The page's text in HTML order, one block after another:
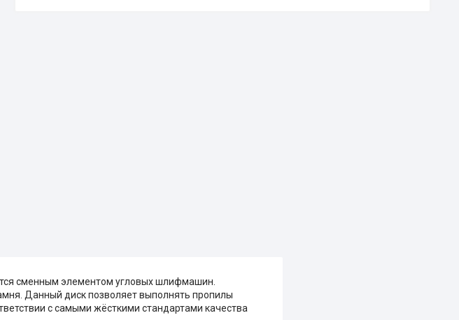
сменным элементом угловых шлифмашин.
Данный диск позволяет выполнять пропилы
с самыми жёсткими стандартами качества